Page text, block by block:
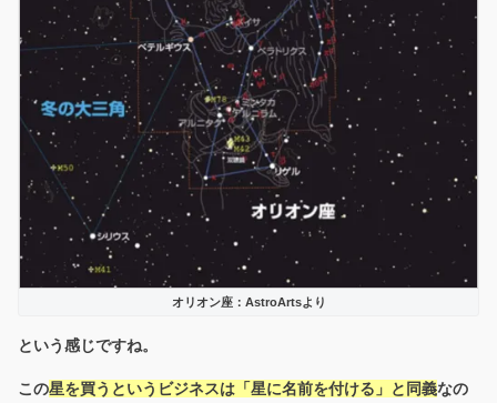
オリオン座：AstroArtsより
という感じですね。
この星を買うというビジネスは「星に名前を付ける」と同義なの